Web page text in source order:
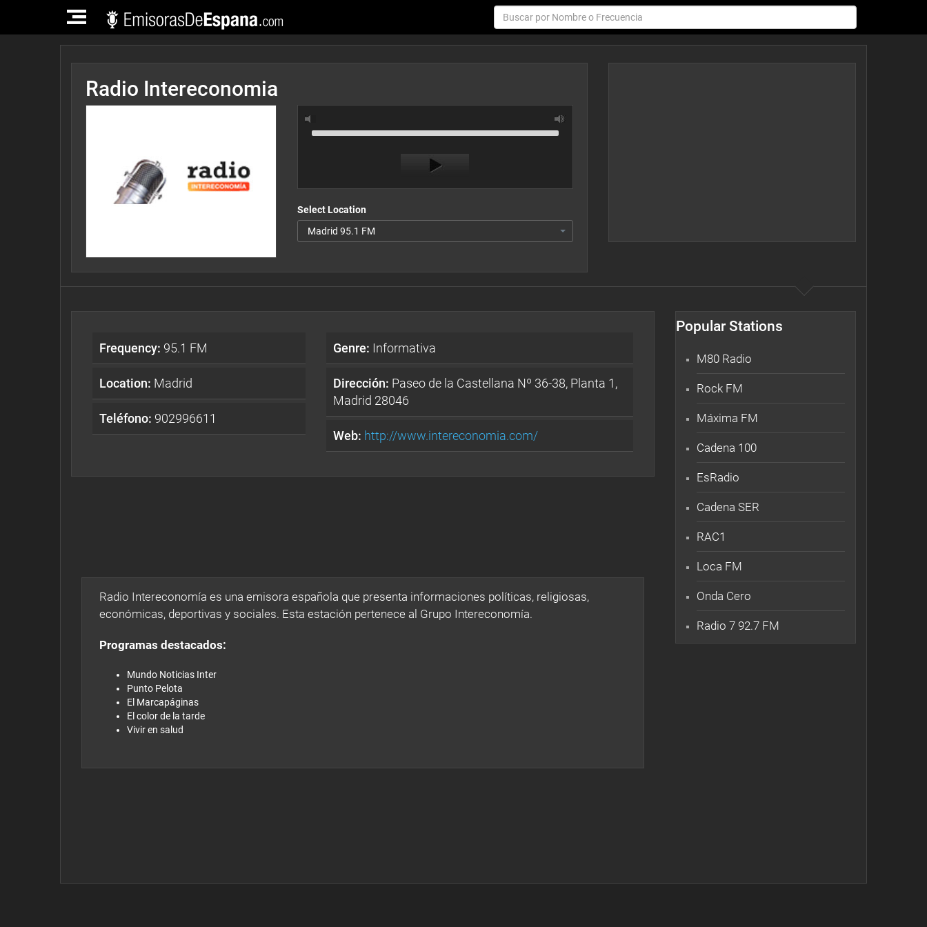
TOGGLE
NAVIGATION
Radio Intereconomia
Audio
Up/Down
or
decrease
volume.
Select Location
Madrid 95.1 FM
Frequency: 95.1 FM
Location: Madrid
Teléfono: 902996611
Genre: Informativa
Dirección: Paseo de la Castellana Nº 36-38, Planta 1,
Madrid 28046
Web: http://www.intereconomia.com/
Radio Intereconomía es una emisora española que presenta informaciones políticas, religiosas,
económicas, deportivas y sociales. Esta estación pertenece al Grupo Intereconomía.
Programas destacados:
Mundo Noticias Inter
Punto Pelota
El Marcapáginas
El color de la tarde
Vivir en salud
Popular Stations
M80 Radio
Rock FM
Máxima FM
Cadena 100
EsRadio
Cadena SER
RAC1
Loca FM
Onda Cero
Radio 7 92.7 FM